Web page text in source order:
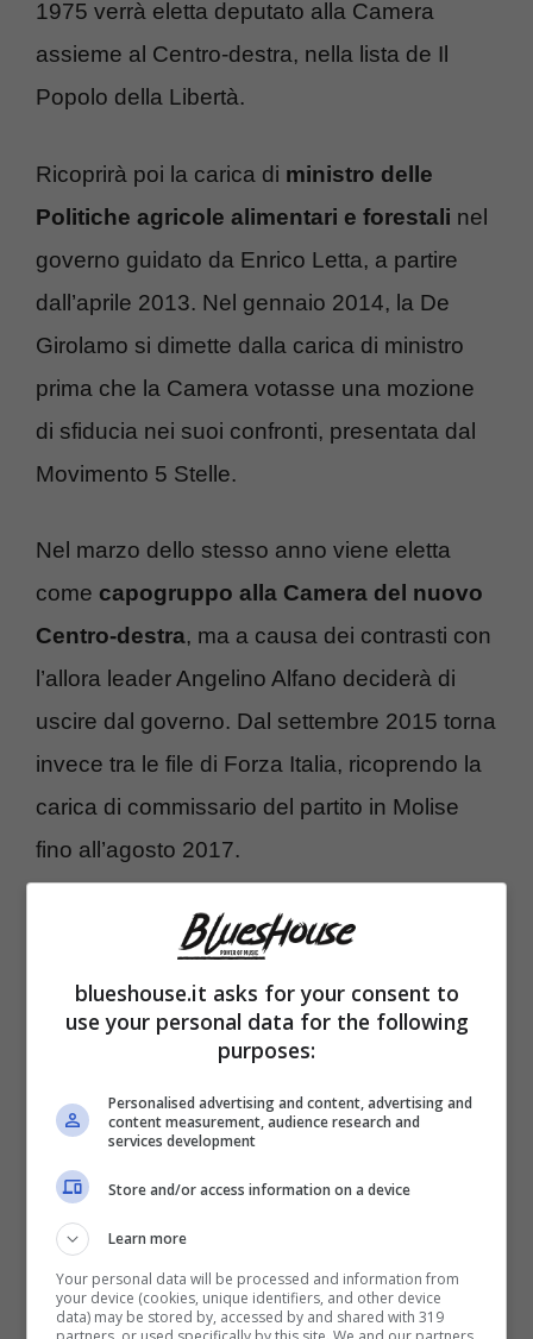
1975 verrà eletta deputato alla Camera
assieme al Centro-destra, nella lista de Il
Popolo della Libertà.
Ricoprirà poi la carica di ministro delle
Politiche agricole alimentari e forestali nel
governo guidato da Enrico Letta, a partire
dall’aprile 2013. Nel gennaio 2014, la De
Girolamo si dimette dalla carica di ministro
prima che la Camera votasse una mozione
di sfiducia nei suoi confronti, presentata dal
Movimento 5 Stelle.
Nel marzo dello stesso anno viene eletta
come capogruppo alla Camera del nuovo
Centro-destra, ma a causa dei contrasti con
l’allora leader Angelino Alfano deciderà di
uscire dal governo. Dal settembre 2015 torna
invece tra le file di Forza Italia, ricoprendo la
carica di commissario del partito in Molise
fino all’agosto 2017.
Nunzia De Girolamo e la svolta
televisiva: tutti i programmi della
conduttrice
blueshouse.it asks for your consent to
use your personal data for the following
purposes:
Personalised advertising and content, advertising and
content measurement, audience research and
services development
Store and/or access information on a device
Learn more
Your personal data will be processed and information from
your device (cookies, unique identifiers, and other device
data) may be stored by, accessed by and shared with 319